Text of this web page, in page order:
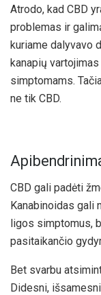
Atrodo, kad CBD
problemas ir
kuriame dalyvavo
kanapių
simptomams.
ne tik CBD.
CBD gali padėti
Kanabinoidas gali
ligos simptomus,
pasitaikančio
Bet svarbu
Didesni,